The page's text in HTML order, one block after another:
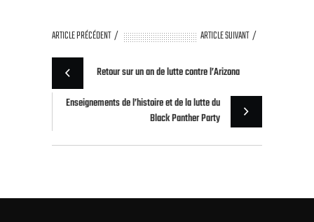
ARTICLE PRÉCÉDENT ARTICLE SUIVANT
Retour sur un an de lutte contre l’Arizona
Enseignements de l’histoire et de la lutte du
Black Panther Party